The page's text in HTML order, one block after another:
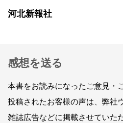
河北新報社
感想を送る
本書をお読みになったご意見・
投稿されたお客様の声は、弊社
雑誌広告などに掲載させていた